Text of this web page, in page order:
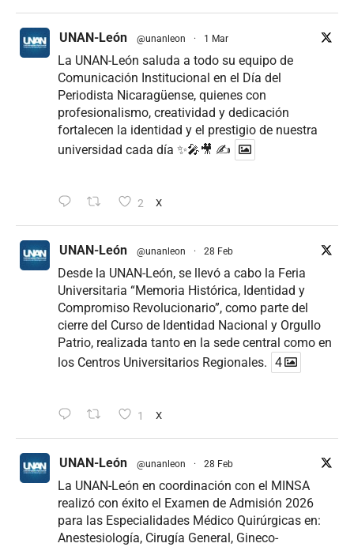
UNAN-León @unanleon · 1 Mar
La UNAN-León saluda a todo su equipo de
Comunicación Institucional en el Día del
Periodista Nicaragüense, quienes con
profesionalismo, creatividad y dedicación
fortalecen la identidad y el prestigio de nuestra
universidad cada día ✨🎤🎥 ✍
2 X
UNAN-León @unanleon · 28 Feb
Desde la UNAN-León, se llevó a cabo la Feria
Universitaria “Memoria Histórica, Identidad y
Compromiso Revolucionario”, como parte del
cierre del Curso de Identidad Nacional y Orgullo
Patrio, realizada tanto en la sede central como en
los Centros Universitarios Regionales. 4
1 X
UNAN-León @unanleon · 28 Feb
La UNAN-León en coordinación con el MINSA
realizó con éxito el Examen de Admisión 2026
para las Especialidades Médico Quirúrgicas en:
Anestesiología, Cirugía General, Gineco-